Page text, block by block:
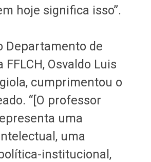
hoje significa isso”.
Departamento de
FFLCH, Osvaldo Luis
cumprimentou o
“[O professor
uma
uma
institucional,